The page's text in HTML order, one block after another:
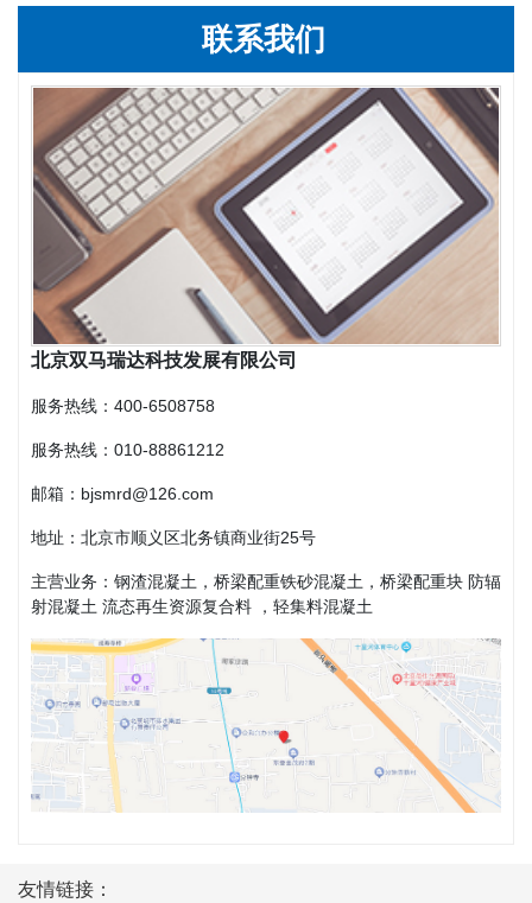
联系我们
北京双马瑞达科技发展有限公司
服务热线：400-6508758
服务热线： 010-88861212
邮箱：bjsmrd@126.com
地址：北京市顺义区北务镇商业街25号
主营业务：钢渣混凝土，桥梁配重铁砂混凝土，桥梁配重块 防辐
射混凝土 流态再生资源复合料 ，轻集料混凝土
友情链接：